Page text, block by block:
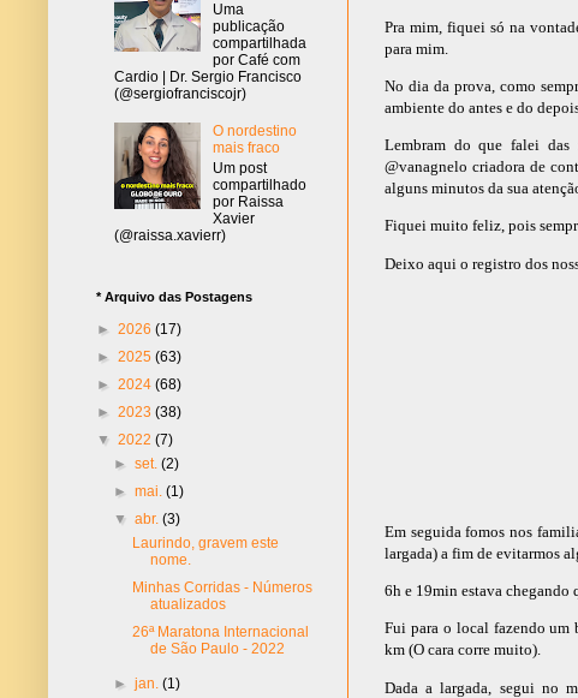
Pra mim, fiquei só na
para mim.
No dia da prova, como
ambiente do antes e do
Lembram do que falei
@vanagnelo criadora de
alguns minutos da sua
Fiquei muito feliz, pois
Deixo aqui o registro dos
Em seguida fomos nos
largada) a fim de evitarmos
6h e 19min estava chegando
Fui para o local fazendo um
km (O cara corre muito).
Dada a largada, segui no
Uma
publicação
compartilhada
por Café com
Cardio | Dr. Sergio Francisco
(@sergiofranciscojr)
O nordestino
mais fraco
Um post
compartilhado
por Raissa
Xavier
(@raissa.xavierr)
* Arquivo das Postagens
► 2026 (17)
► 2025 (63)
► 2024 (68)
► 2023 (38)
▼ 2022 (7)
►set.(2)
►mai.(1)
▼abr.(3)
Laurindo, gravem este
nome.
Minhas Corridas - Números
atualizados
26ª Maratona Internacional
de São Paulo - 2022
►jan.(1)